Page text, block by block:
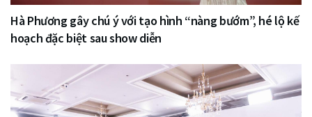
Hà Phương gây chú ý với tạo hình “nàng bướm”, hé lộ kế
hoạch đặc biệt sau show diễn